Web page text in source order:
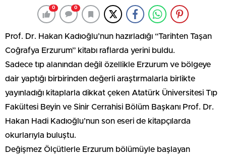
0 0
Prof. Dr. Hakan Kadıoğlu’nun hazırladığı “Tarihten Taşan
Coğrafya Erzurum” kitabı raflarda yerini buldu.
Sadece tıp alanından değil özellikle Erzurum ve bölgeye
dair yaptığı birbirinden değerli araştırmalarla birlikte
yayınladığı kitaplarla dikkat çeken Atatürk Üniversitesi Tıp
Fakültesi Beyin ve Sinir Cerrahisi Bölüm Başkanı Prof. Dr.
Hakan Hadi Kadıoğlu’nun son eseri de kitapçılarda
okurlarıyla buluştu.
Değişmez Ölçütlerle Erzurum bölümüyle başlayan